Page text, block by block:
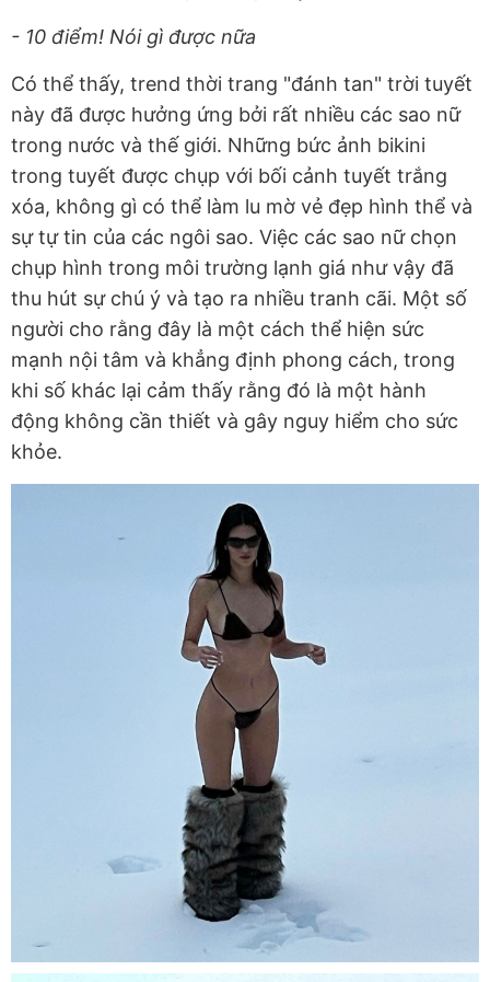
- 10 điểm! Nói gì được nữa
Có thể thấy, trend thời trang "đánh tan" trời tuyết
này đã được hưởng ứng bởi rất nhiều các sao nữ
trong nước và thế giới. Những bức ảnh bikini
trong tuyết được chụp với bối cảnh tuyết trắng
xóa, không gì có thể làm lu mờ vẻ đẹp hình thể và
sự tự tin của các ngôi sao. Việc các sao nữ chọn
chụp hình trong môi trường lạnh giá như vậy đã
thu hút sự chú ý và tạo ra nhiều tranh cãi. Một số
người cho rằng đây là một cách thể hiện sức
mạnh nội tâm và khẳng định phong cách, trong
khi số khác lại cảm thấy rằng đó là một hành
động không cần thiết và gây nguy hiểm cho sức
khỏe.